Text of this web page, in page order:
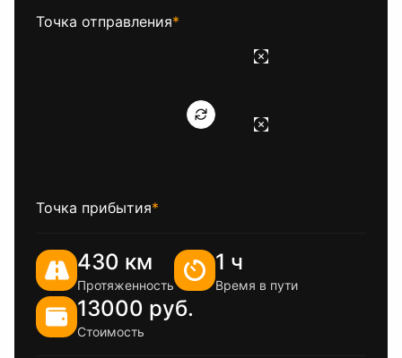
Точка отправления*
Точка прибытия*
430 км
Протяженность
1 ч
Время в пути
13000 руб.
Стоимость